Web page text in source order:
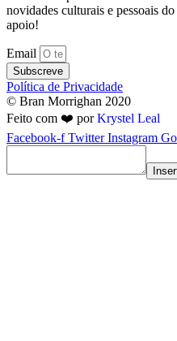
novidades culturais e pessoais
apoio!
Email
Subscreve
Política de Privacidade
© Bran Morrighan 2020
Feito com ❤️ porKrystel Leal
Facebook-f Twitter Instagram